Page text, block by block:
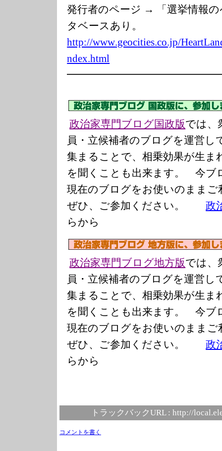
発行者のページ → 「選挙情報
タベースあり。
http://www.geocities.co.jp/Hea
ndex.html
政治家専門ブログ国政版では、
員・立候補者のブログを運営し
集まることで、相乗効果が生ま
を聞くことも出来ます。 今ブ
現在のブログをお使いのまま
ぜひ、ご参加ください。政
らから
政治家専門ブログ地方版では、
員・立候補者のブログを運営し
集まることで、相乗効果が生ま
を聞くことも出来ます。 今ブ
現在のブログをお使いのまま
ぜひ、ご参加ください。政
らから
トラックバックURL : http://
コメントを書く